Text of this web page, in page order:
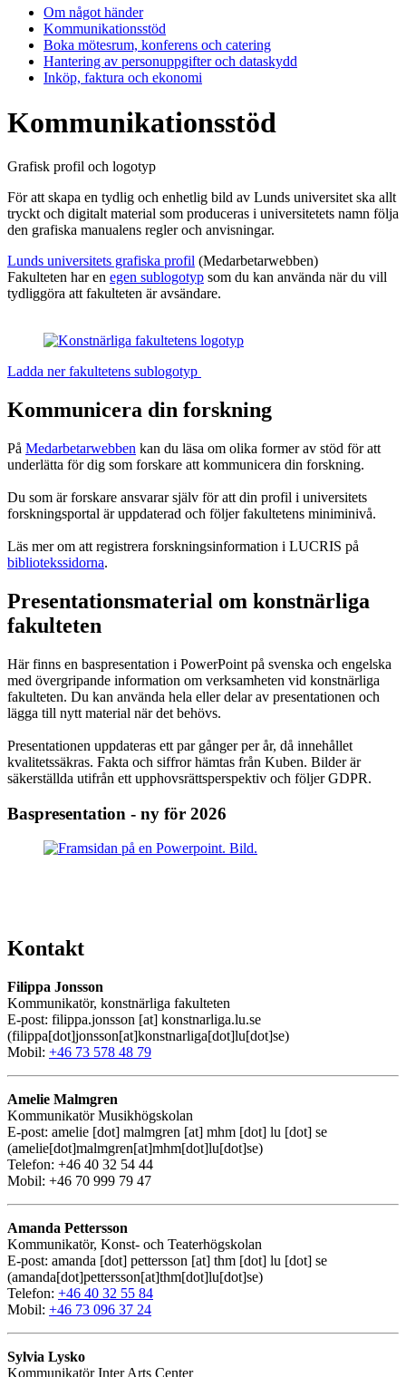
Om något händer
Kommunikationsstöd
Boka mötesrum, konferens och catering
Hantering av personuppgifter och dataskydd
Inköp, faktura och ekonomi
Kommunikationsstöd
Grafisk profil och logotyp
För att skapa en tydlig och enhetlig bild av Lunds universitet ska allt
tryckt och digitalt material som produceras i universitetets namn följa
den grafiska manualens regler och anvisningar.
Lunds universitets grafiska profil (Medarbetarwebben)
Fakulteten har en egen sublogotyp som du kan använda när du vill
tydliggöra att fakulteten är avsändare.
Ladda ner fakultetens sublogotyp
Kommunicera din forskning
På Medarbetarwebben kan du läsa om olika former av stöd för att
underlätta för dig som forskare att kommunicera din forskning.
Du som är forskare ansvarar själv för att din profil i universitets
forskningsportal är uppdaterad och följer fakultetens miniminivå.
Läs mer om att registrera forskningsinformation i LUCRIS på
bibliotekssidorna.
Presentationsmaterial om konstnärliga
fakulteten
Här finns en baspresentation i PowerPoint på svenska och engelska
med övergripande information om verksamheten vid konstnärliga
fakulteten. Du kan använda hela eller delar av presentationen och
lägga till nytt material när det behövs.
Presentationen uppdateras ett par gånger per år, då innehållet
kvalitetssäkras. Fakta och siffror hämtas från Kuben. Bilder är
säkerställda utifrån ett upphovsrättsperspektiv och följer GDPR.
Baspresentation - ny för 2026
Kontakt
Filippa Jonsson
Kommunikatör, konstnärliga fakulteten
E-post: filippa.jonsson [at] konstnarliga.lu.se
(filippa[dot]jonsson[at]konstnarliga[dot]lu[dot]se)
Mobil: +46 73 578 48 79
Amelie Malmgren
Kommunikatör Musikhögskolan
E-post: amelie [dot] malmgren [at] mhm [dot] lu [dot] se
(amelie[dot]malmgren[at]mhm[dot]lu[dot]se)
Telefon: +46 40 32 54 44
Mobil: +46 70 999 79 47
Amanda Pettersson
Kommunikatör, Konst- och Teaterhögskolan
E-post: amanda [dot] pettersson [at] thm [dot] lu [dot] se
(amanda[dot]pettersson[at]thm[dot]lu[dot]se)
Telefon: +46 40 32 55 84
Mobil: +46 73 096 37 24
Sylvia Lysko
Kommunikatör Inter Arts Center